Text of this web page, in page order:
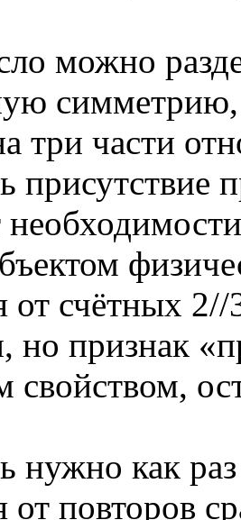
можно
три части
присутствие
от счётных
но признак
нужно как
от повторов